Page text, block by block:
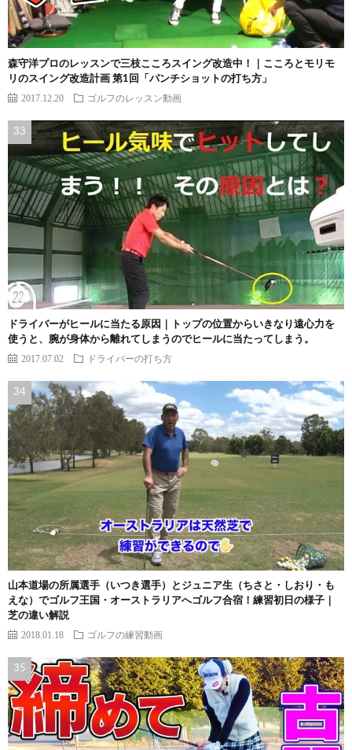
森守洋プロのレッスンで三枝こころスイング改造中！｜こころとモリモ
リのスイング改造計画 第1回「パンチショットの打ち方」
2017.12.20 ゴルフのレッスン動画
ドライバーがヒールに当たる原因｜トップの位置からいきなり遠心力を
使うと、腕が身体から離れてしまうのでヒールに当たってしまう。
2017.07.02 ドライバーの打ち方
山本道場の所属選手（いつき選手）とジュニア生（ちさと・しおり・も
えな）でゴルフ王国・オーストラリアへゴルフ合宿！練習初日の様子｜
芝の違い解説
2018.01.18 ゴルフの練習動画